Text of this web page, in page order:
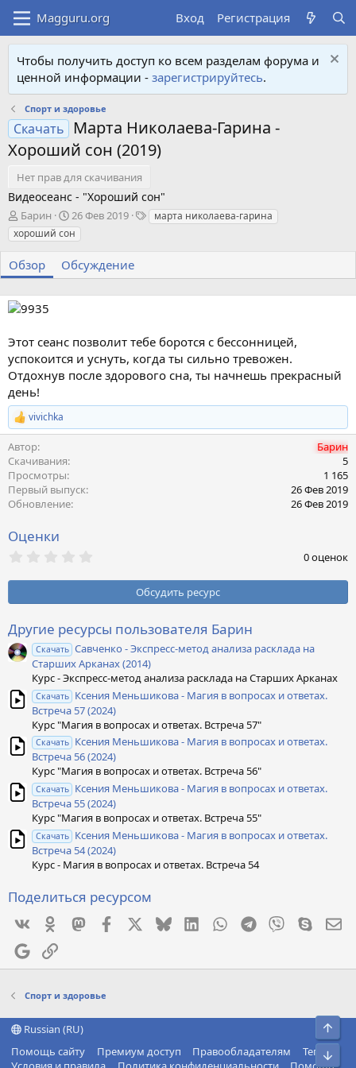
Вход Регистрация
Чтобы получить доступ ко всем разделам форума и
ценной информации - зарегистрируйтесь.
Спорт и здоровье
Скачать
Марта Николаева-Гарина -
Хороший сон (2019)
Нет прав для скачивания
Видеосеанс - "Хороший сон"
А
в
т
о
р
Барин
Д
а
т
а
с
н
и
я
26 Фев 2019
Т марта николаева-гарина
хороший сон
Обзор Обсуждение
Этот сеанс позволит тебе боротся с бессонницей,
успокоится и уснуть, когда ты сильно тревожен.
Отдохнув после здорового сна, ты начнешь прекрасный
день!
Р
е
а
к
ц
и
и
:
vivichka
Автор
Барин
Скачивания
5
Просмотры
1 165
Первый выпуск
26 Фев 2019
Обновление
26 Фев 2019
Оценки
0
з
ё
з
д
0 оценок
Обсудить ресурс
Другие ресурсы пользователя Барин
Скачать Савченко - Экспресс-метод анализа расклада на
Старших Арканах (2014)
Курс - Экспресс-метод анализа расклада на Старших Арканах
Скачать Ксения Меньшикова - Магия в вопросах и ответах.
Встреча 57 (2024)
Курс "Магия в вопросах и ответах. Встреча 57"
Скачать Ксения Меньшикова - Магия в вопросах и ответах.
Встреча 56 (2024)
Курс "Магия в вопросах и ответах. Встреча 56"
Скачать Ксения Меньшикова - Магия в вопросах и ответах.
Встреча 55 (2024)
Курс "Магия в вопросах и ответах. Встреча 55"
Скачать Ксения Меньшикова - Магия в вопросах и ответах.
Встреча 54 (2024)
Курс - Магия в вопросах и ответах. Встреча 54
Поделиться ресурсом
VkontakteOdnoklassniki
MastodonFacebook BlueskyLinkedInWhatsApp
Telegram
Viber Skype
GoogleСсылка
Спорт и здоровье
Russian (RU)
Помощь сайту
Премиум доступ Правообладателям
Теги